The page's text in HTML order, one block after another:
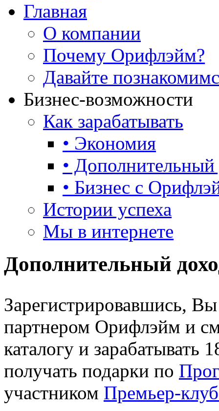
Главная
О компании
Почему Орифлэйм?
Давайте
Бизнес-возможности
Как зарабатывать
• Экономия
• Дополнительный
• Бизнес с
Истории успеха
Мы в интернете
Дополнительный
Зарегистрировавшись,
партнером Орифлэйм и
каталогу и зарабатывать
получать подарки по
участником Премьер-